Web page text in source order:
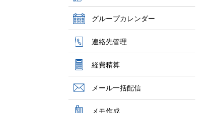
グループカレンダー
連絡先管理
経費精算
メール一括配信
メモ作成